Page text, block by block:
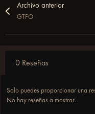
Archivo anterior
GTFO
0 Reseñas
Solo puedes proporcionar una
No hay reseñas a mostrar.